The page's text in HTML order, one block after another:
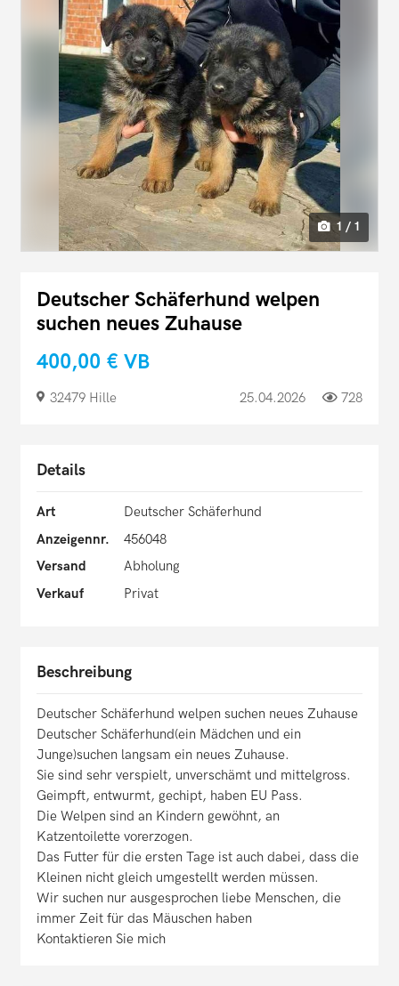
1 / 1
Deutscher Schäferhund welpen
suchen neues Zuhause
400,00 € VB
32479 Hille 25.04.2026 728
Details
Art
Deutscher Schäferhund
Anzeigennr.
456048
Versand
Abholung
Verkauf
Privat
Beschreibung
Deutscher Schäferhund welpen suchen neues Zuhause
Deutscher Schäferhund(ein Mädchen und ein
Junge)suchen langsam ein neues Zuhause.
Sie sind sehr verspielt, unverschämt und mittelgross.
Geimpft, entwurmt, gechipt, haben EU Pass.
Die Welpen sind an Kindern gewöhnt, an
Katzentoilette vorerzogen.
Das Futter für die ersten Tage ist auch dabei, dass die
Kleinen nicht gleich umgestellt werden müssen.
Wir suchen nur ausgesprochen liebe Menschen, die
immer Zeit für das Mäuschen haben
Kontaktieren Sie mich